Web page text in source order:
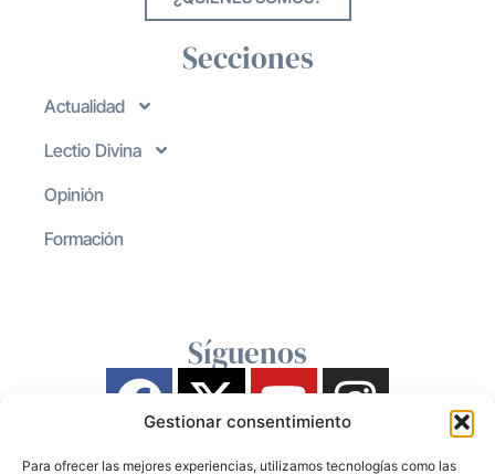
Gestionar consentimiento
Para ofrecer las mejores experiencias, utilizamos tecnologías como las
Secciones
Actualidad
Lectio Divina
Opinión
Formación
Síguenos